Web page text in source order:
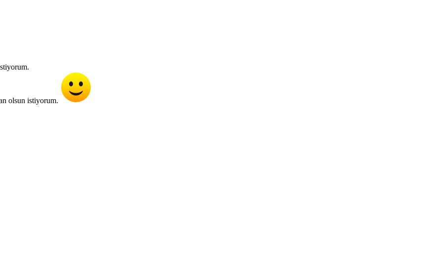
olsun istiyorum.